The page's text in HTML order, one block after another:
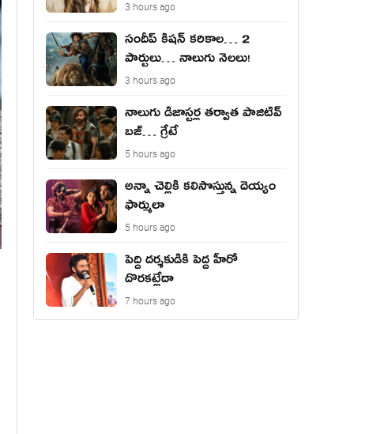
3 hours ago
సందీప్ కిషన్ కరికాల… 2
పార్టులు… నాలుగు నెలలు!
3 hours ago
నాలుగు డిజాస్ట‌ర్ల త‌ర్వాత పాజిటివ్
బ‌జ్… గ్రేటే
5 hours ago
అన్నా చెల్లికి కలిసొస్తున్న దెయ్యం
ఫార్ములా
5 hours ago
పెద్ది దర్శకుడికి పెద్ద హీరో
దొరకట్లేదా
7 hours ago